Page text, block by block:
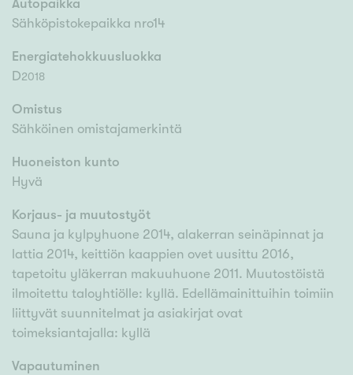
Autopaikka
Sähköpistokepaikka nro14
Energiatehokkuusluokka
D2018
Omistus
Sähköinen omistajamerkintä
Huoneiston kunto
Hyvä
Korjaus- ja muutostyöt
Sauna ja kylpyhuone 2014, alakerran seinäpinnat ja
lattia 2014, keittiön kaappien ovet uusittu 2016,
tapetoitu yläkerran makuuhuone 2011. Muutostöistä
ilmoitettu taloyhtiölle: kyllä. Edellämainittuihin toimiin
liittyvät suunnitelmat ja asiakirjat ovat
toimeksiantajalla: kyllä
Vapautuminen